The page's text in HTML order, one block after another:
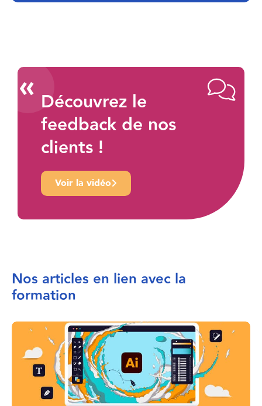
«Découvrez le
feedback de nos
clients !
Voir la vidéo
Nos articles en lien avec la
formation